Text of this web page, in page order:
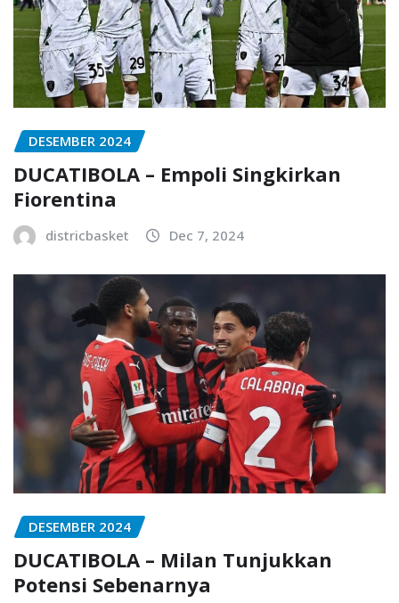
DESEMBER 2024
DUCATIBOLA – Empoli Singkirkan
Fiorentina
districbasket Dec 7, 2024
DESEMBER 2024
DUCATIBOLA – Milan Tunjukkan
Potensi Sebenarnya